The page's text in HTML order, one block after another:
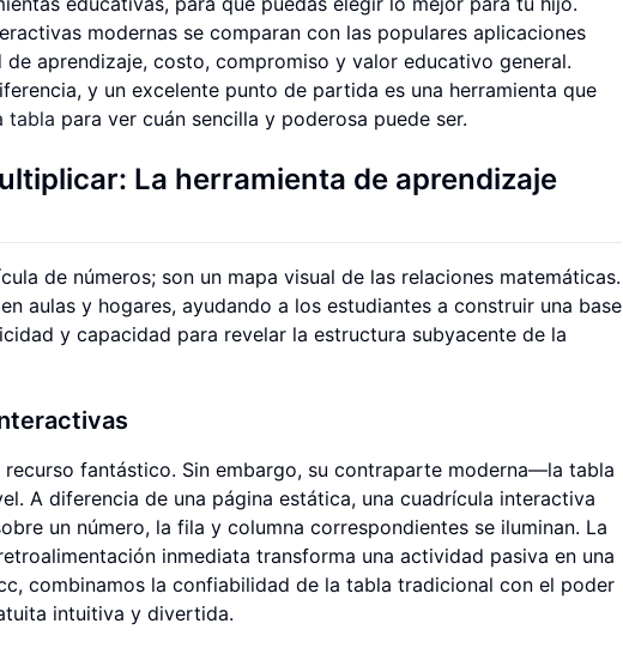
modernas se comparan con las populares aplicaciones
aprendizaje, costo, compromiso y valor educativo general.
y un excelente punto de partida es una herramienta que
tabla para ver cuán sencilla y poderosa puede ser.
La herramienta de aprendizaje
de números; son un mapa visual de las relaciones matemáticas.
aulas y hogares, ayudando a los estudiantes a construir una base
y capacidad para revelar la estructura subyacente de la
fantástico. Sin embargo, su contraparte moderna—la tabla
A diferencia de una página estática, una cuadrícula interactiva
un número, la fila y columna correspondientes se iluminan. La
inmediata transforma una actividad pasiva en una
combinamos la confiabilidad de la tabla tradicional con el poder
intuitiva y divertida.